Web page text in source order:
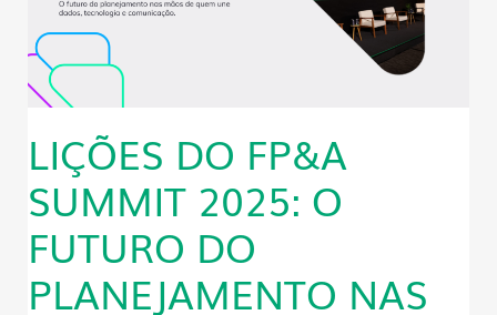
LIÇÕES DO FP&A
SUMMIT 2025: O
FUTURO DO
PLANEJAMENTO NAS